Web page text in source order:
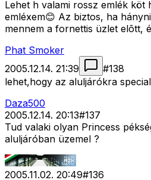
Lehet h valami rossz emlék köt
emléxem😊 Az biztos, ha
mennem a fornettis üzlet elõtt,
Phat Smoker
2005.12.14. 21:39
#138
lehet,hogy az aluljárókra
Daza500
2005.12.14. 20:13#137
Tud valaki olyan Princess
aluljáróban üzemel ?
2005.11.02. 20:49#136